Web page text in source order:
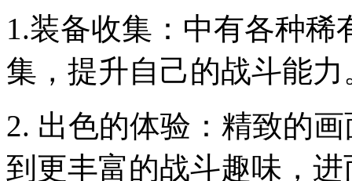
1.装备收集：中有各种
集，提升自己的战斗能力
2. 出色的体验：精致的
到更丰富的战斗趣味，